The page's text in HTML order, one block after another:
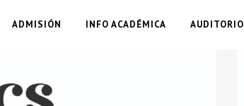
ADMISIÓN INFO ACADÉMICA AUDITORIO